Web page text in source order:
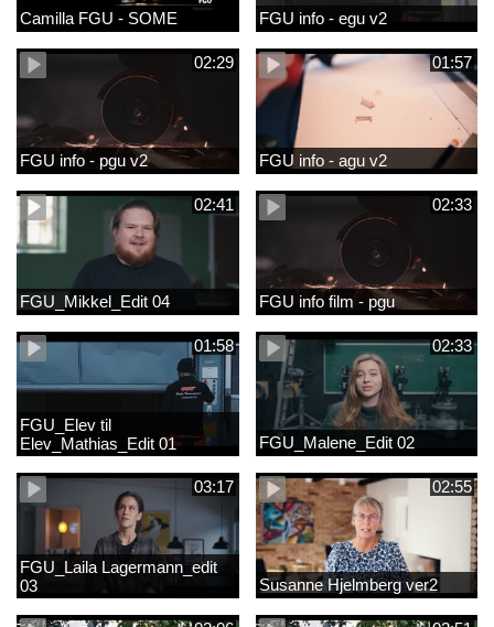
Camilla FGU - SOME FGU info - egu v2
02:29
FGU info - pgu v2
01:57
FGU info - agu v2
02:41
FGU_Mikkel_Edit 04
02:33
FGU info film - pgu
01:58
FGU_Elev til
Elev_Mathias_Edit 01
02:33
FGU_Malene_Edit 02
03:17
FGU_Laila Lagermann_edit
03
02:55
Susanne Hjelmberg ver2